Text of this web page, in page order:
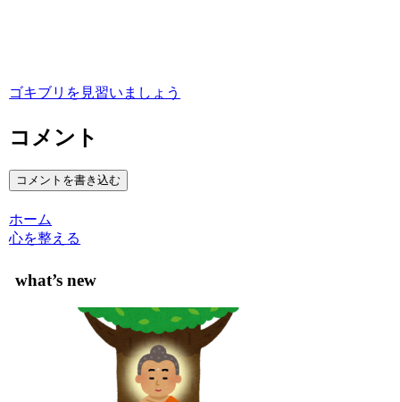
ゴキブリを見習いましょう
コメント
コメントを書き込む
ホーム
心を整える
what’s new